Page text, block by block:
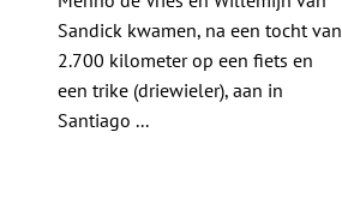
Sandick kwamen, na een tocht van
2.700 kilometer op een fiets en
een trike (driewieler), aan in
Santiago ...